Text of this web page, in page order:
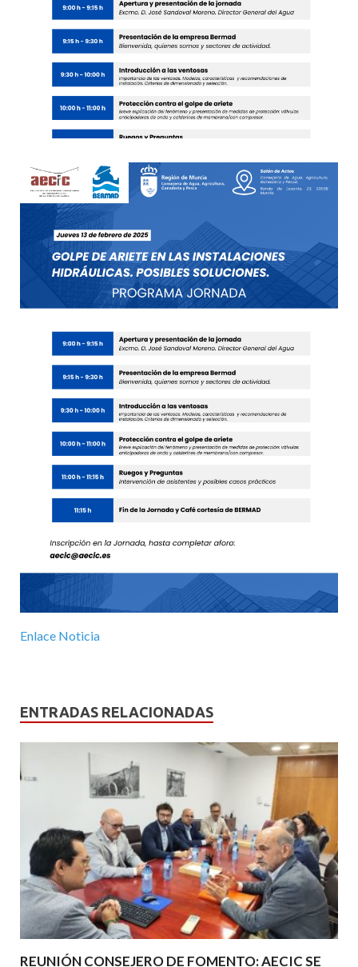
Enlace Noticia
ENTRADAS RELACIONADAS
REUNIÓN CONSEJERO DE FOMENTO: AECIC SE